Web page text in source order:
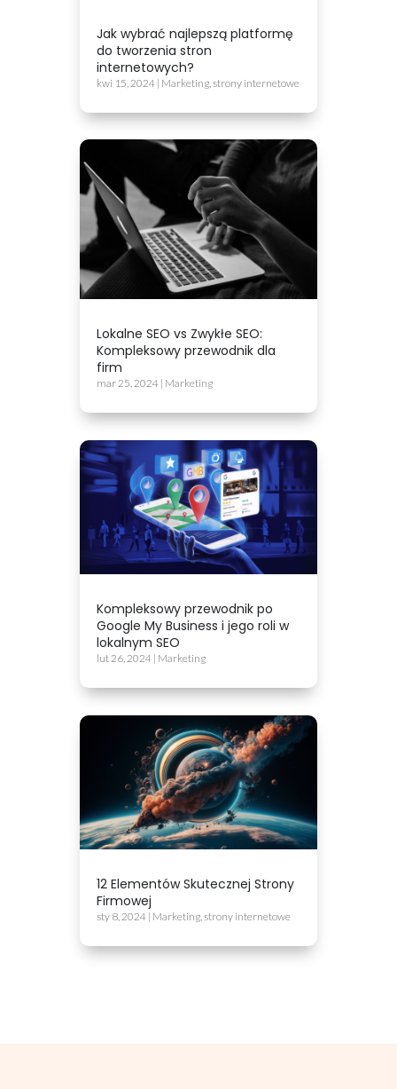
Jak wybrać najlepszą platformę
do tworzenia stron
internetowych?
kwi 15, 2024 | Marketing, strony internetowe
Lokalne SEO vs Zwykłe SEO:
Kompleksowy przewodnik dla
firm
mar 25, 2024 | Marketing
Kompleksowy przewodnik po
Google My Business i jego roli w
lokalnym SEO
lut 26, 2024 | Marketing
12 Elementów Skutecznej Strony
Firmowej
sty 8, 2024 | Marketing,strony internetowe